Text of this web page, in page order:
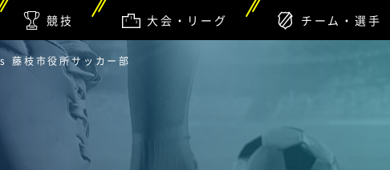
競技 大会・リーグ チーム・選手
藤枝市役所サッカー部